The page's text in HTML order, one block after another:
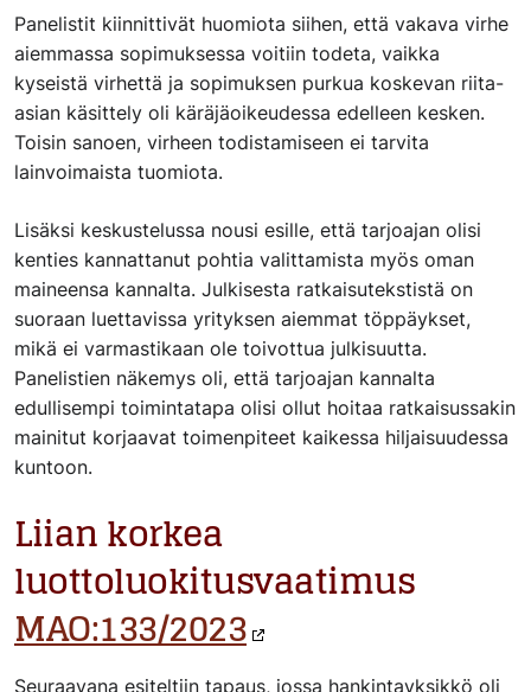
Panelistit kiinnittivät huomiota siihen, että vakava virhe
aiemmassa sopimuksessa voitiin todeta, vaikka
kyseistä virhettä ja sopimuksen purkua koskevan riita-
asian käsittely oli käräjäoikeudessa edelleen kesken.
Toisin sanoen, virheen todistamiseen ei tarvita
lainvoimaista tuomiota.
Lisäksi keskustelussa nousi esille, että tarjoajan olisi
kenties kannattanut pohtia valittamista myös oman
maineensa kannalta. Julkisesta ratkaisutekstistä on
suoraan luettavissa yrityksen aiemmat töppäykset,
mikä ei varmastikaan ole toivottua julkisuutta.
Panelistien näkemys oli, että tarjoajan kannalta
edullisempi toimintatapa olisi ollut hoitaa ratkaisussakin
mainitut korjaavat toimenpiteet kaikessa hiljaisuudessa
kuntoon.
Liian korkea
luottoluokitusvaatimus
MAO:133/2023
Seuraavana esiteltiin tapaus, jossa hankintayksikkö oli